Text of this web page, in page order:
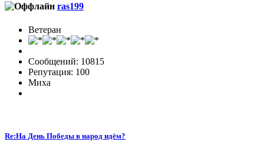
ras199
Ветеран
Сообщений: 10815
Репутация: 100
Миха
Re:На День Победы в народ идём?